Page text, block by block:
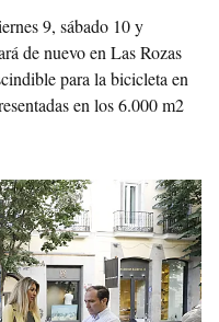
9, sábado 10 y
de nuevo en Las Rozas
para la bicicleta en
en los 6.000 m2